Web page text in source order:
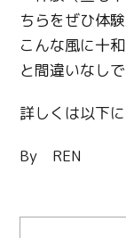
ちらをぜひ体
こんな風に十
と間違いなしで
詳しくは以下
By REN